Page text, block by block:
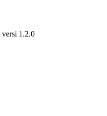
versi 1.2.0